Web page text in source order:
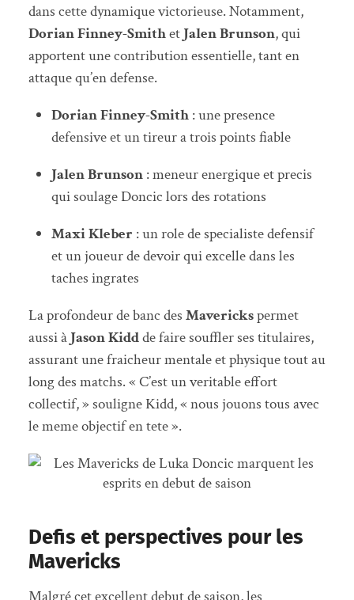
dans cette dynamique victorieuse. Notamment,
Dorian Finney-Smithet Jalen Brunson, qui
apportent une contribution essentielle, tant en
attaque qu’en defense.
Dorian Finney-Smith: une presence
defensive et un tireur a trois points fiable
Jalen Brunson: meneur energique et precis
qui soulage Doncic lors des rotations
Maxi Kleber : un role de specialiste defensif
et un joueur de devoir qui excelle dans les
taches ingrates
La profondeur de banc des Maverickspermet
aussi àJason Kiddde faire souffler ses titulaires,
assurant une fraicheur mentale et physique tout au
long des matchs. « C’est un veritable effort
collectif, » souligne Kidd, « nous jouons tous avec
le meme objectif en tete ».
Defis et perspectives pour les
Mavericks